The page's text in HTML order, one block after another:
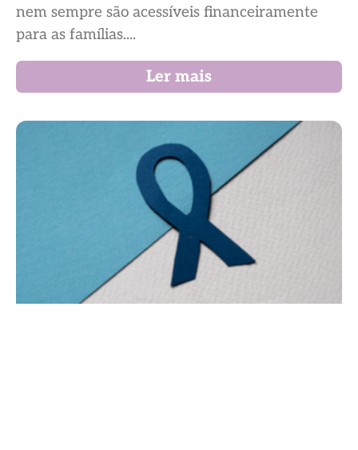
nem sempre são acessíveis financeiramente
para as famílias....
Ler mais